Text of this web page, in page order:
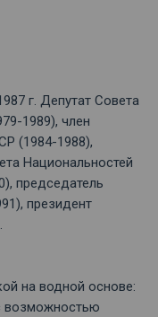
г. Депутат Совета
1989), член
(1984-1988),
Национальностей
председатель
президент
на водной основе:
возможностью